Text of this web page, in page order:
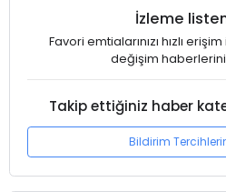
İzleme
Favori emtialarınızı hızlı
değişim haberlerini
Takip ettiğiniz haber
Bildirim